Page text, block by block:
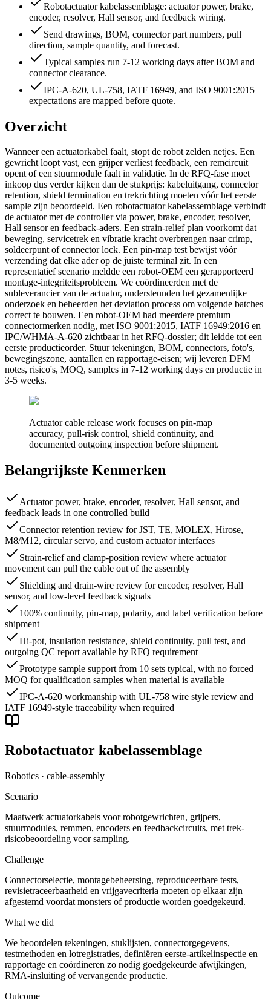
Robotactuator kabelassemblage: actuator power, brake,
encoder, resolver, Hall sensor, and feedback wiring.
Send drawings, BOM, connector part numbers, pull
direction, sample quantity, and forecast.
Typical samples run 7-12 working days after BOM and
connector clearance.
IPC-A-620, UL-758, IATF 16949, and ISO 9001:2015
expectations are mapped before quote.
Overzicht
Wanneer een actuatorkabel faalt, stopt de robot zelden netjes. Een
gewricht loopt vast, een grijper verliest feedback, een remcircuit
opent of een stuurmodule faalt in validatie. In de RFQ-fase moet
inkoop dus verder kijken dan de stukprijs: kabeluitgang, connector
retention, shield termination en trekrichting moeten vóór het eerste
sample zijn beoordeeld. Een robotactuator kabelassemblage verbindt
de actuator met de controller via power, brake, encoder, resolver,
Hall sensor en feedback-aders. Een strain-relief plan voorkomt dat
beweging, servicetrek en vibratie kracht overbrengen naar crimp,
soldeerpunt of connector lock. Een pin-map test bewijst vóór
verzending dat elke ader op de juiste terminal zit. In een
representatief scenario meldde een robot-OEM een gerapporteerd
montage-integriteitsprobleem. We coördineerden met de
subleverancier van de actuator, ondersteunden het gezamenlijke
onderzoek en beheerden het deviation process om volgende batches
correct te bouwen. Een robot-OEM had meerdere premium
connectormerken nodig, met ISO 9001:2015, IATF 16949:2016 en
IPC/WHMA-A-620 zichtbaar in het RFQ-dossier; dit leidde tot een
eerste productieorder. Stuur tekeningen, BOM, connectors, foto's,
bewegingszone, aantallen en rapportage-eisen; wij leveren DFM
notes, risico's, MOQ, samples in 7-12 working days en productie in
3-5 weeks.
Actuator cable release work focuses on pin-map
accuracy, pull-risk control, shield continuity, and
documented outgoing inspection before shipment.
Belangrijkste Kenmerken
Actuator power, brake, encoder, resolver, Hall sensor, and
feedback leads in one controlled build
Connector retention review for JST, TE, MOLEX, Hirose,
M8/M12, circular servo, and custom actuator interfaces
Strain-relief and clamp-position review where actuator
movement can pull the cable out of the assembly
Shielding and drain-wire review for encoder, resolver, Hall
sensor, and low-level feedback signals
100% continuity, pin-map, polarity, and label verification before
shipment
Hi-pot, insulation resistance, shield continuity, pull test, and
outgoing QC report available by RFQ requirement
Prototype sample support from 10 sets typical, with no forced
MOQ for qualification samples when material is available
IPC-A-620 workmanship with UL-758 wire style review and
IATF 16949-style traceability when required
Robotactuator kabelassemblage
Robotics · cable-assembly
Scenario
Maatwerk actuatorkabels voor robotgewrichten, grijpers,
stuurmodules, remmen, encoders en feedbackcircuits, met trek-
risicobeoordeling voor sampling.
Challenge
Connectorselectie, montagebeheersing, reproduceerbare tests,
revisietraceerbaarheid en vrijgavecriteria moeten op elkaar zijn
afgestemd voordat monsters of productie worden goedgekeurd.
What we did
We beoordelen tekeningen, stuklijsten, connectorgegevens,
testmethoden en lotregistraties, definiëren eerste-artikelinspectie en
rapportage en coördineren zo nodig goedgekeurde afwijkingen,
RMA-insluiting of vervangende productie.
Outcome